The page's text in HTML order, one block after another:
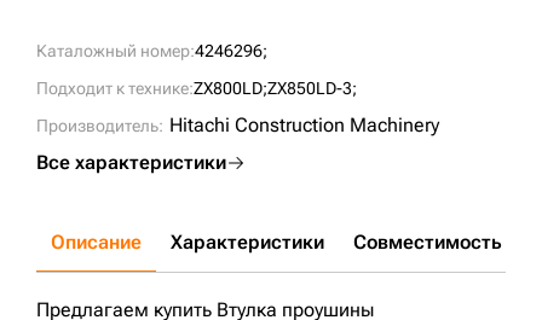
Каталожный номер:4246296;
Подходит к технике:ZX800LD;ZX850LD-3;
Производитель: Hitachi Construction Machinery
Все характеристики
Описание Характеристики Совместимость
Предлагаем купить Втулка проушины